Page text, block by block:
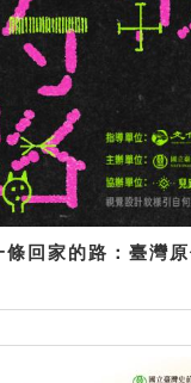
條回家的路：臺灣